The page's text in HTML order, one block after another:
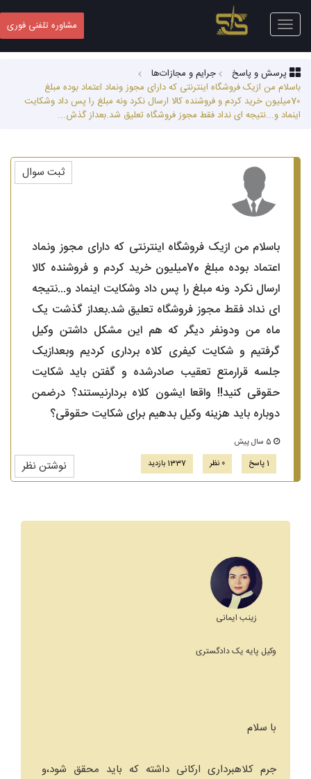
Toggle
navigation
مشاوره تلفنی فوری
پرسش و پاسخ
جرایم و مجازات‌ها
باسلام من ازیک فروشگاه اینترنتی که دارای مجوز ونماد اعتماد بوده مبلغ
70میلیون خرید کردم و فروشنده کالا ارسال نکرد ونه مبلغ را پس داد وشکایت
اینماد و...نتیجه ای نداد فقط مجوز فروشگاه تعلیق شد.بعداز گذش...
باسلام من ازیک فروشگاه اینترنتی که دارای مجوز ونماد
اعتماد بوده مبلغ 70میلیون خرید کردم و فروشنده کالا
ارسال نکرد ونه مبلغ را پس داد وشکایت اینماد و...نتیجه
ای نداد فقط مجوز فروشگاه تعلیق شد.بعداز گذشت یک
ماه من ودونفر دیگر که هم این مشکل داشتن وکیل
گرفتیم و شکایت کیفری کلاه برداری کردیم وبعدازیک
جلسه قرارمتع تعقیب صادرشده و گفتن باید شکایت
حقوقی کنید!! واقعا ایشون کلاه بردارنیستند؟ درضمن
دوباره باید هزینه وکیل بدهیم برای شکایت حقوقی؟
1 پاسخ
0 نظر 1337 بازدید نوشتن نظر
ثبت سوال
زینب ایمانی
وکیل پایه یک دادگستری
با سلام
جرم کلاهبرداری ارکانی داشته که باید محقق شود،و